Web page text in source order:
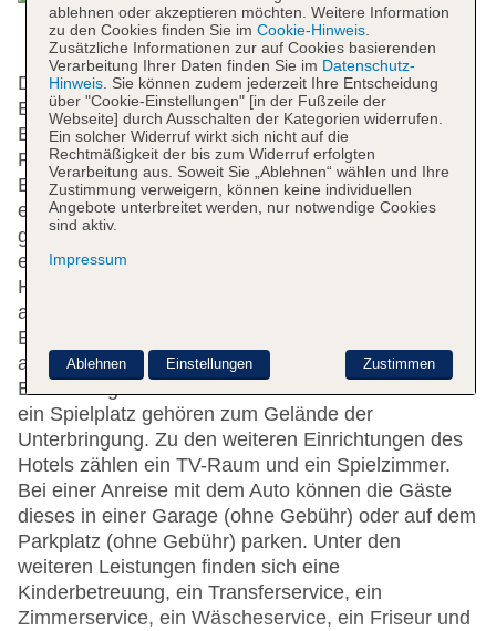
Das Hotel bietet 535 Nichtraucherzimmer auf 7
Etagen, die mit einem Aufzug erreichbar sind.
Englisch- und deutschsprachiges Personal an der
Rezeption im Empfangsbereich steht zur Seite beim
Ein- und Auschecken. Eine Gepäckaufbewahrung,
ein Safe, eine Wechselstube und ein Geldautomat
gehören zur Einrichtung des Hauses. Per WLAN
erhalten die Gäste Zugang zum Internet.
Hilfestellung bei der Buchung von Ausflügen wird
am Tourdesk geboten. Rollstuhlgerechte
Einrichtungen sind vorhanden. Ein Supermarkt und
andere Geschäfte können zum Einkaufen und
Bummeln genutzt werden. Ein schöner Garten und
ein Spielplatz gehören zum Gelände der
Unterbringung. Zu den weiteren Einrichtungen des
Hotels zählen ein TV-Raum und ein Spielzimmer.
Bei einer Anreise mit dem Auto können die Gäste
dieses in einer Garage (ohne Gebühr) oder auf dem
Parkplatz (ohne Gebühr) parken. Unter den
weiteren Leistungen finden sich eine
Kinderbetreuung, ein Transferservice, ein
Zimmerservice, ein Wäscheservice, ein Friseur und
ablehnen oder akzeptieren möchten. Weitere Information
zu den Cookies finden Sie im Cookie-Hinweis.
Zusätzliche Informationen zur auf Cookies basierenden
Verarbeitung Ihrer Daten finden Sie im Datenschutz-
Hinweis. Sie können zudem jederzeit Ihre Entscheidung
über "Cookie-Einstellungen" [in der Fußzeile der
Webseite] durch Ausschalten der Kategorien widerrufen.
Ein solcher Widerruf wirkt sich nicht auf die
Rechtmäßigkeit der bis zum Widerruf erfolgten
Verarbeitung aus. Soweit Sie „Ablehnen“ wählen und Ihre
Zustimmung verweigern, können keine individuellen
Angebote unterbreitet werden, nur notwendige Cookies
sind aktiv.
Impressum
Zustimmen
Ablehnen Einstellungen